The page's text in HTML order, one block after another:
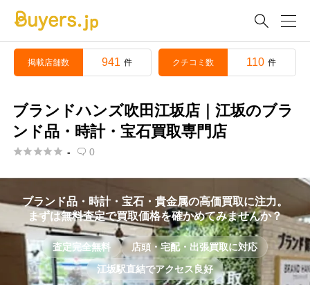

掲載店舗数 941 件 クチコミ数 110 件
ブランドハンズ吹田江坂店｜江坂のブラ
ンド品・時計・宝石買取専門店
 -  0
ブランド品・時計・宝石・貴金属の高価買取に注力。
まずは無料査定で買取価格を確かめてみませんか？
査定完全無料
店頭・宅配・出張買取に対応
江坂駅直結でアクセス良好